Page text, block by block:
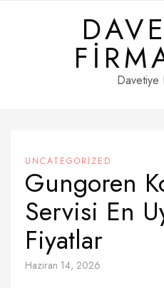
Davetiye
UNCATEGORIZED
Gungoren
Servisi En
Fiyatlar
Haziran 14, 2026